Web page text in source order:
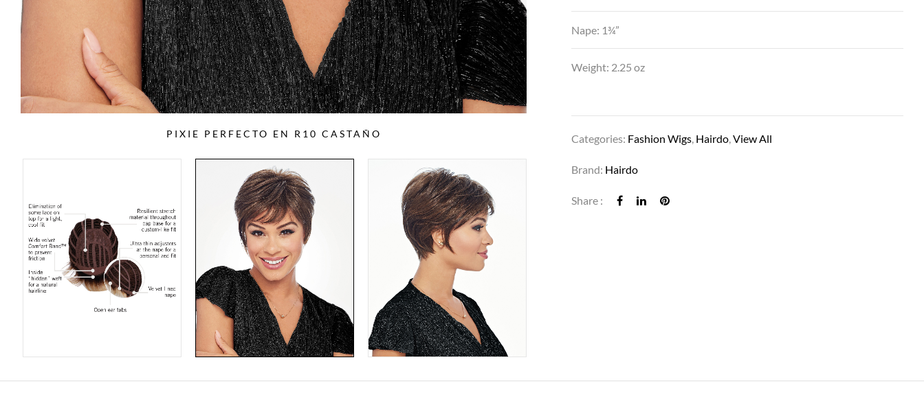
PIXIE PERFECTO EN R10 CASTAÑO PIXIE PERFECTO EN R10 CASTAÑO
Nape: 1¾”
Weight: 2.25 oz
Categories: Fashion Wigs, Hairdo,View All
Brand: Hairdo
Share :